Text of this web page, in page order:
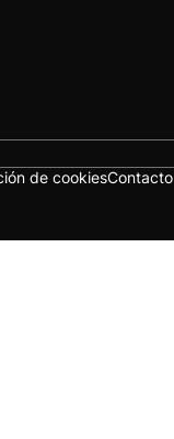
de cookiesContacto